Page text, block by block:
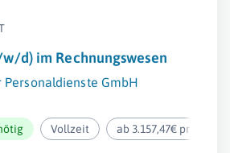
d) im Rechnungswesen
GmbH
Vollzeit ab 3.157,47€ pro